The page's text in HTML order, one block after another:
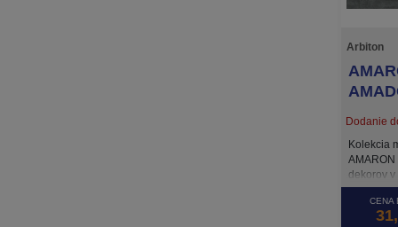
Arbiton
Dodanie
Kolekcia
AMARON
dekorov
betónu.
dvoma
CENA